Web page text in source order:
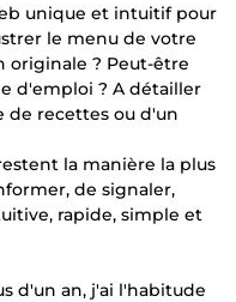
unique et intuitif pour
le menu de votre
originale ? Peut-être
d'emploi ? A détailler
de recettes ou d'un
la manière la plus
de signaler,
rapide, simple et
d'un an, j'ai l'habitude